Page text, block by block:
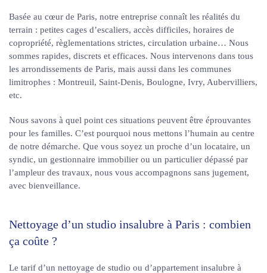
Basée au cœur de Paris, notre entreprise connaît les réalités du
terrain : petites cages d’escaliers, accès difficiles, horaires de
copropriété, règlementations strictes, circulation urbaine… Nous
sommes rapides, discrets et efficaces. Nous intervenons dans tous
les arrondissements de Paris, mais aussi dans les communes
limitrophes : Montreuil, Saint-Denis, Boulogne, Ivry, Aubervilliers,
etc.
Nous savons à quel point ces situations peuvent être éprouvantes
pour les familles. C’est pourquoi nous mettons l’humain au centre
de notre démarche. Que vous soyez un proche d’un locataire, un
syndic, un gestionnaire immobilier ou un particulier dépassé par
l’ampleur des travaux, nous vous accompagnons sans jugement,
avec bienveillance.
Nettoyage d’un studio insalubre à Paris : combien
ça coûte ?
Le tarif d’un nettoyage de studio ou d’appartement insalubre à